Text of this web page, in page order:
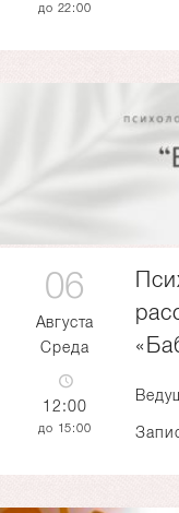
22:00
06
Августа
Среда
12:00
15:00